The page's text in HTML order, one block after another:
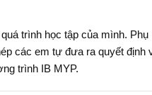
trình học tập của mình. Phụ
các em tự đưa ra quyết định
trình IB MYP.